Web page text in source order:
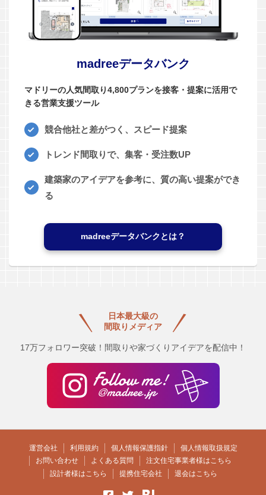
madreeデータバンク
マドリーの人気間取り4,800プランを接客・提案に活用で
きる営業支援ツール
競合他社と差がつく、スピード提案
トレンド間取りで、集客・受注数UP
建築家のアイデアを参考に、質の高い提案ができ
る
madreeデータバンクとは？
日本最大級の
間取りメディア
17万フォロワー突破！間取りや家づくりアイデアを配信中！
運営会社 利用規約 個人情報保護指針
個人情報取扱規定
お問い合わせ
よくある質問
注文住宅事業者様はこちら
設計者様はこちら
提携住宅会社 退会はこちら